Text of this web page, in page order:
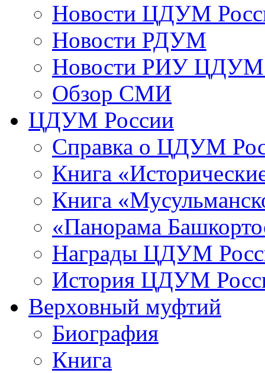
Новости ЦДУМ
Новости РДУМ
Новости РИУ ЦДУМ
Обзор СМИ
ЦДУМ России
Справка о ЦДУМ
Книга
Книга
«Панорама
Награды ЦДУМ
История ЦДУМ
Верховный муфтий
Биография
Книга